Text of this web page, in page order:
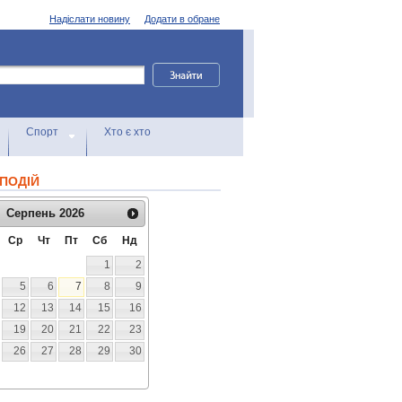
Додати в обране
Надіслати новину
Спорт Хто є хто
Серпень 2026
Ср Чт Пт Сб
Нд
1
2
5 6 7 8
9
12 13 14 15
16
19 20 21 22
23
26 27 28 29
30